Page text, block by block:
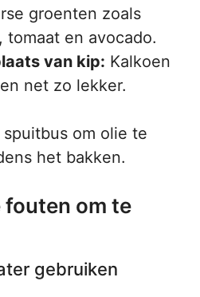
groenten zoals
tomaat en avocado.
van kip: Kalkoen
net zo lekker.
om olie te
het bakken.
fouten om te
gebruiken